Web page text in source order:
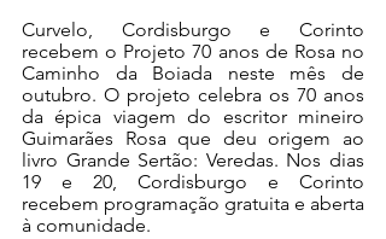
Curvelo, Cordisburgo e Corinto
recebem o Projeto 70 anos de Rosa no
Caminho da Boiada neste mês de
outubro. O projeto celebra os 70 anos
da épica viagem do escritor mineiro
Guimarães Rosa que deu origem ao
livro Grande Sertão: Veredas. Nos dias
19 e 20, Cordisburgo e Corinto
recebem programação gratuita e aberta
à comunidade.